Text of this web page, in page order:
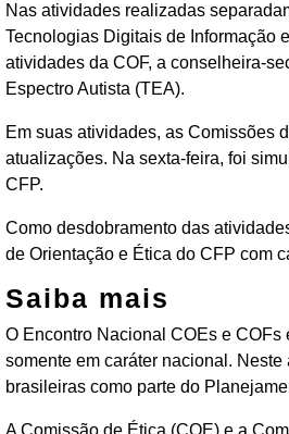
Nas atividades realizadas
Tecnologias Digitais de Informação
atividades da COF, a conselheira-
Espectro Autista (TEA).
Em suas atividades, as Comissões
atualizações. Na sexta-feira, foi
CFP.
Como desdobramento das
de Orientação e Ética do CFP com
Saiba mais
O Encontro Nacional COEs e
somente em caráter nacional.
brasileiras como parte do
A Comissão de Ética (COE) e a